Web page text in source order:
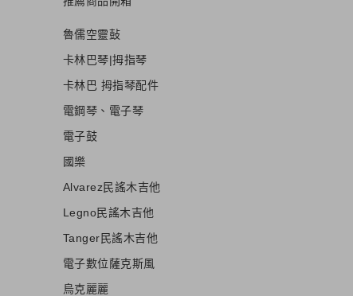
魯儒空靈鼔
卡林巴琴|拇指琴
卡林巴 拇指琴配件
電鋼琴、電子琴
電子鼓
國樂
Alvarez民謠木吉他
Legno民謠木吉他
Tanger民謠木吉他
電子數位薩克斯風
烏克麗麗